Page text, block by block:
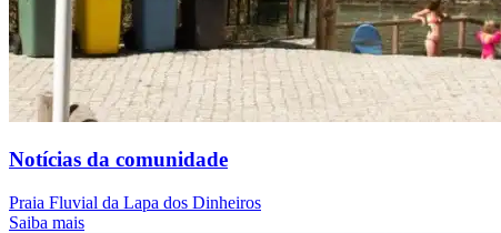
Notícias da comunidade
Praia Fluvial da Lapa dos Dinheiros
Saiba mais